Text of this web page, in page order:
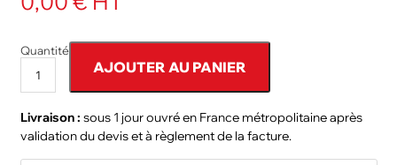
Quantité
AJOUTER AU PANIER
Livraison : sous 1 jour ouvré en France métropolitaine après
validation du devis et à règlement de la facture.